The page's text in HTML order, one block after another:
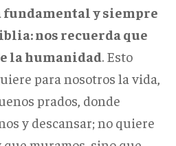
fundamental y siempre
nos recuerda que
la humanidad. Esto
para nosotros la vida,
prados, donde
y descansar; no quiere